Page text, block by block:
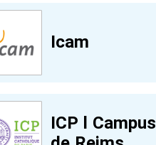
Icam
ICP l Campus